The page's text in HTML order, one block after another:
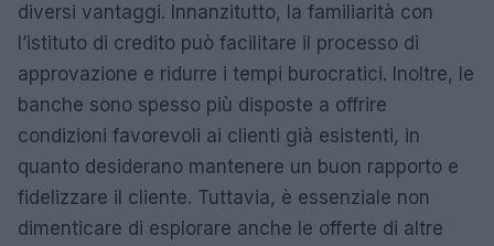
diversi vantaggi. Innanzitutto, la familiarità con
l’istituto di credito può facilitare il processo di
approvazione e ridurre i tempi burocratici. Inoltre, le
banche sono spesso più disposte a offrire
condizioni favorevoli ai clienti già esistenti, in
quanto desiderano mantenere un buon rapporto e
fidelizzare il cliente. Tuttavia, è essenziale non
dimenticare di esplorare anche le offerte di altre